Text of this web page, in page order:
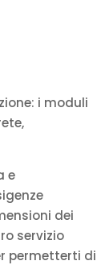
i moduli
e
dei
servizio
permetterti di